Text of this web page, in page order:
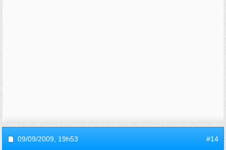
09/09/2009, 19h53 #14